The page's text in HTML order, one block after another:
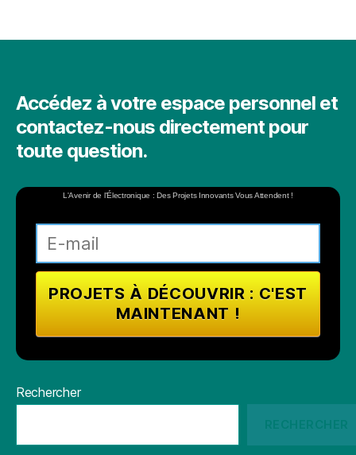
Accédez à votre espace personnel et
contactez-nous directement pour
toute question.
L'Avenir de l'Électronique : Des Projets Innovants Vous Attendent !
Rechercher